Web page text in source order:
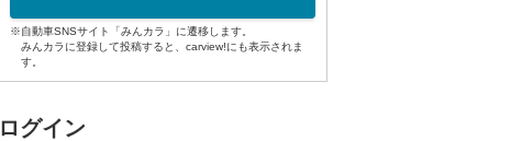
※自動車SNSサイト「みんカラ」に遷移します。
みんカラに登録して投稿すると、carview!にも表示されま
す。
ログイン